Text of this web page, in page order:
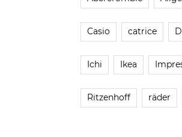
Casio catrice
Ichi Ikea
Ritzenhoff räder